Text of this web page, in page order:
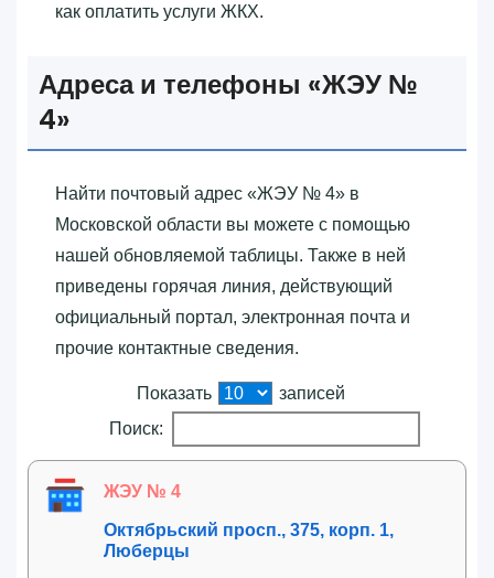
как оплатить услуги ЖКХ.
Адреса и телефоны «‎ЖЭУ №
4»‎
Найти почтовый адрес «‎ЖЭУ № 4»‎ в
Московской области вы можете с помощью
нашей обновляемой таблицы. Также в ней
приведены горячая линия, действующий
официальный портал, электронная почта и
прочие контактные сведения.
Показать
записей
Поиск:
ЖЭУ № 4
Октябрьский просп., 375, корп. 1,
Люберцы